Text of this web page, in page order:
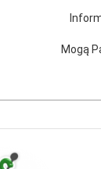
Mogą